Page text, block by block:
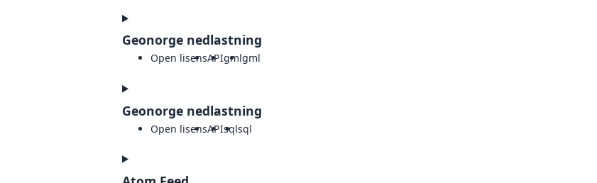
Geonorge nedlastning
Open lisensAPIgmlgml
Geonorge nedlastning
Open lisensAPIsqlsql